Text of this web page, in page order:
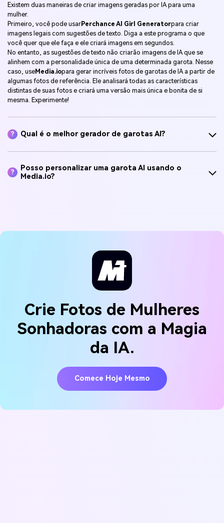
Existem duas maneiras de criar imagens geradas por IA para uma
mulher.
Primeiro, você pode usarPerchance AI Girl Generatorpara criar
imagens legais com sugestões de texto. Diga a este programa o que
você quer que ele faça e ele criará imagens em segundos.
No entanto, as sugestões de texto não criarão imagens de IA que se
alinhem com a personalidade única de uma determinada garota. Nesse
caso, useMedia.iopara gerar incríveis fotos de garotas de IA a partir de
algumas fotos de referência. Ele analisará todas as características
distintas de suas fotos e criará uma versão mais única e bonita de si
mesma. Experimente!
? Qual é o melhor gerador de garotas AI?
?
Posso personalizar uma garota AI usando o
Media.io?
Crie Fotos de Mulheres
Sonhadoras com a Magia
da IA.
Comece Hoje Mesmo